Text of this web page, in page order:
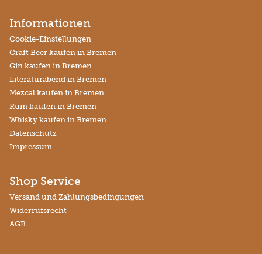
Informationen
Cookie-Einstellungen
Craft Beer kaufen in Bremen
Gin kaufen in Bremen
Literaturabend in Bremen
Mezcal kaufen in Bremen
Rum kaufen in Bremen
Whisky kaufen in Bremen
Datenschutz
Impressum
Shop Service
Versand und Zahlungsbedingungen
Widerrufsrecht
AGB